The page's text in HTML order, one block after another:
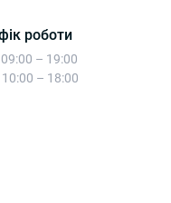
роботи
– 19:00
– 18:00